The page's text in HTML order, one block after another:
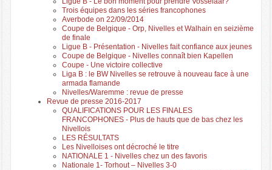
Trois équipes dans les séries francophones
Averbode on 22/09/2014
Coupe de Belgique - Orp, Nivelles et Walhain en seizième
de finale
Ligue B - Présentation - Nivelles fait confiance aux jeunes
Coupe de Belgique - Nivelles connaît bien Kapellen
Coupe - Une victoire collective
Liga B : le BW Nivelles se retrouve à nouveau face à une
armada flamande
Nivelles/Waremme : revue de presse
Revue de presse 2016-2017
QUALIFICATIONS POUR LES FINALES
FRANCOPHONES - Plus de hauts que de bas chez les
Nivellois
LES RÉSULTATS
Les Nivelloises ont décroché le titre
NATIONALE 1 - Nivelles chez un des favoris
Nationale 1- Torhout – Nivelles 3-0